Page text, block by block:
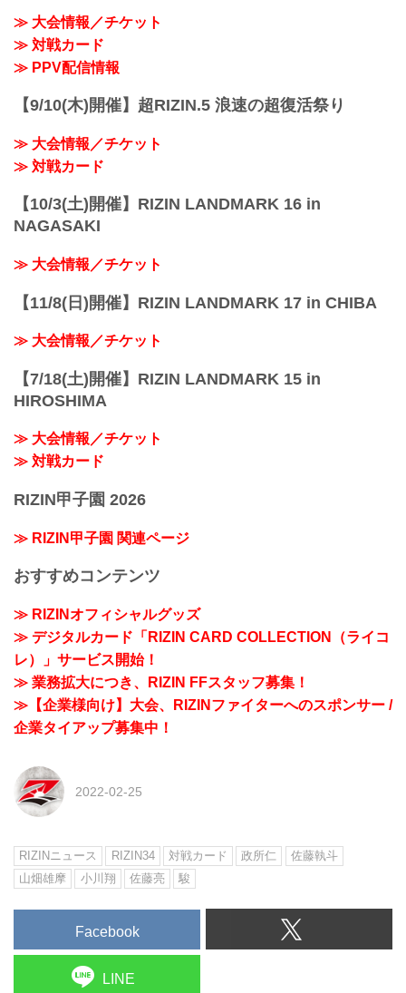
ご了承ください。
会場
アクセス |...
≫ 大会情報／チケット
≫ 対戦カード
≫ PPV配信情報
【9/10(木)開催】超RIZIN.5 浪速の超復活祭り
≫ 大会情報／チケット
≫ 対戦カード
【10/3(土)開催】RIZIN LANDMARK 16 in
NAGASAKI
≫ 大会情報／チケット
【11/8(日)開催】RIZIN LANDMARK 17 in CHIBA
≫ 大会情報／チケット
【7/18(土)開催】RIZIN LANDMARK 15 in
HIROSHIMA
≫ 大会情報／チケット
≫ 対戦カード
RIZIN甲子園 2026
≫ RIZIN甲子園 関連ページ
おすすめコンテンツ
≫ RIZINオフィシャルグッズ
≫ デジタルカード「RIZIN CARD COLLECTION（ライコ
レ）」サービス開始！
≫ 業務拡大につき、RIZIN FFスタッフ募集！
≫【企業様向け】大会、RIZINファイターへのスポンサー /
企業タイアップ募集中！
2022-02-25
RIZINニュース RIZIN34 対戦カード 政所仁
佐藤執斗
山畑雄摩
小川翔 佐藤亮 駿
Facebook
LINE